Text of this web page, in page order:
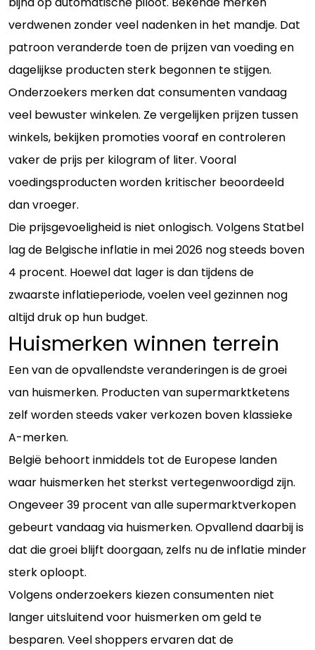
verdwenen zonder veel nadenken in het mandje. Dat
patroon veranderde toen de prijzen van voeding en
dagelijkse producten sterk begonnen te stijgen.
Onderzoekers merken dat consumenten vandaag
veel bewuster winkelen. Ze vergelijken prijzen tussen
winkels, bekijken promoties vooraf en controleren
vaker de prijs per kilogram of liter. Vooral
voedingsproducten worden kritischer beoordeeld
dan vroeger.
Die prijsgevoeligheid is niet onlogisch. Volgens Statbel
lag de Belgische inflatie in mei 2026 nog steeds boven
4 procent. Hoewel dat lager is dan tijdens de
zwaarste inflatieperiode, voelen veel gezinnen nog
altijd druk op hun budget.
Huismerken winnen terrein
Een van de opvallendste veranderingen is de groei
van huismerken. Producten van supermarktketens
zelf worden steeds vaker verkozen boven klassieke
A-merken.
België behoort inmiddels tot de Europese landen
waar huismerken het sterkst vertegenwoordigd zijn.
Ongeveer 39 procent van alle supermarktverkopen
gebeurt vandaag via huismerken. Opvallend daarbij is
dat die groei blijft doorgaan, zelfs nu de inflatie minder
sterk oploopt.
Volgens onderzoekers kiezen consumenten niet
langer uitsluitend voor huismerken om geld te
besparen. Veel shoppers ervaren dat de